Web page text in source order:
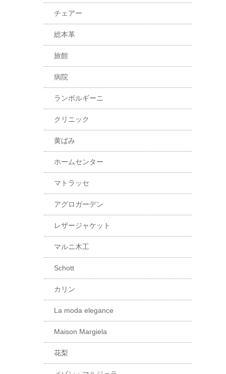
チェアー
総本革
旅館
病院
ランボルギーニ
クリニック
黄ばみ
ホームセンター
マトラッセ
アグロガーデン
レザージャケット
マルニ木工
Schott
カリン
La moda elegance
Maison Margiela
花梨